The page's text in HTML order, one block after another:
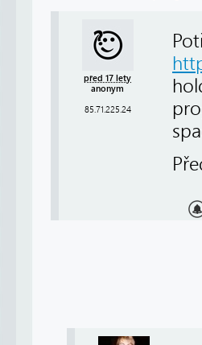
před 17 lety
anonym
85.71.225.24